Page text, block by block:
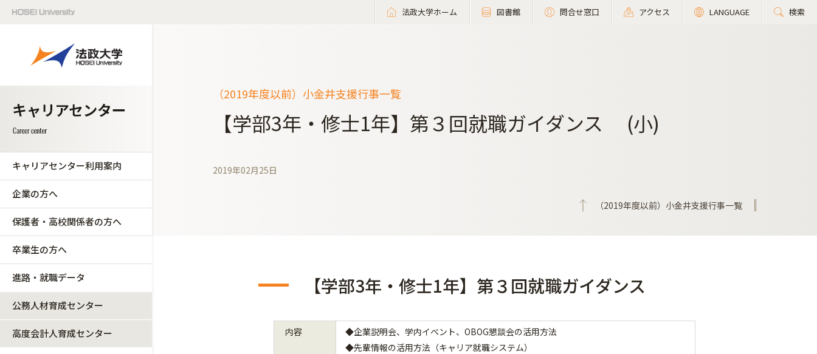
法政大学ホーム 図書館 問合せ窓口 アクセス LANGUAGE 検索
キャリアセンター利用案内
企業の方へ
保護者・高校関係者の方へ
卒業生の方へ
進路・就職データ
公務人材育成センター
高度会計人育成センター
（2019年度以前）小金井支援行事一覧
【学部3年・修士1年】第３回就職ガイダンス (小)
2019年02月25日
（2019年度以前）小金井支援行事一覧
【学部3年・修士1年】第３回就職ガイダンス
内容
◆企業説明会、学内イベント、OBOG懇談会の活用方法
◆先輩情報の活用方法（キャリア就職システム）